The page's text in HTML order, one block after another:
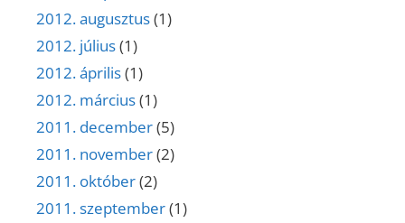
2012. augusztus(1)
2012. július(1)
2012. április(1)
2012. március(1)
2011. december(5)
2011. november(2)
2011. október(2)
2011. szeptember(1)